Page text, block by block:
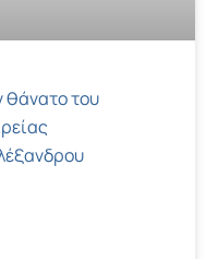
θάνατο του